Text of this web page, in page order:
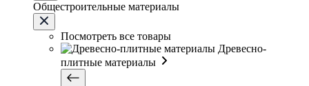
Общестроительные материалы
Посмотреть все товары
Древесно-
плитные материалы